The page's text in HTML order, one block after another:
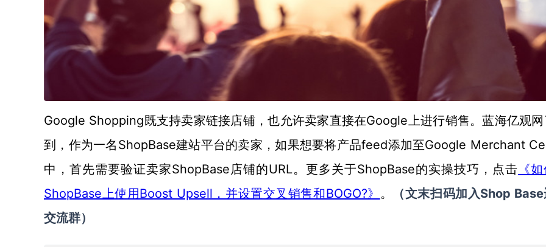
Google Shopping既支持卖家链接店铺，也允许卖家直接在Google上进行销售。蓝海亿观
到，作为一名ShopBase建站平台的卖家，如果想要将产品feed添加至Google Merchant
中，首先需要验证卖家ShopBase店铺的URL。更多关于ShopBase的实操技巧，点击 《
ShopBase上使用Boost Upsell，并设置交叉销售和BOGO?》 。 （文末扫码加 入Shop Base
交流群）